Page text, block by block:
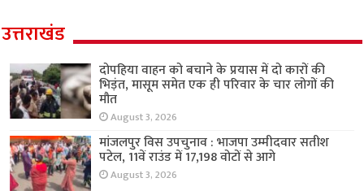
उत्तराखंड
दोपहिया वाहन को बचाने के प्रयास में दो कारों की
भिड़ंत, मासूम समेत एक ही परिवार के चार लोगों की
मौत
August 3, 2026
मांजलपुर विस उपचुनाव : भाजपा उम्मीदवार सतीश
पटेल, 11वें राउंड में 17,198 वोटों से आगे
August 3, 2026